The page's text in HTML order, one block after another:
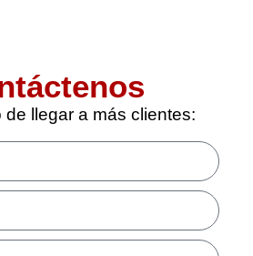
de llegar a más clientes: